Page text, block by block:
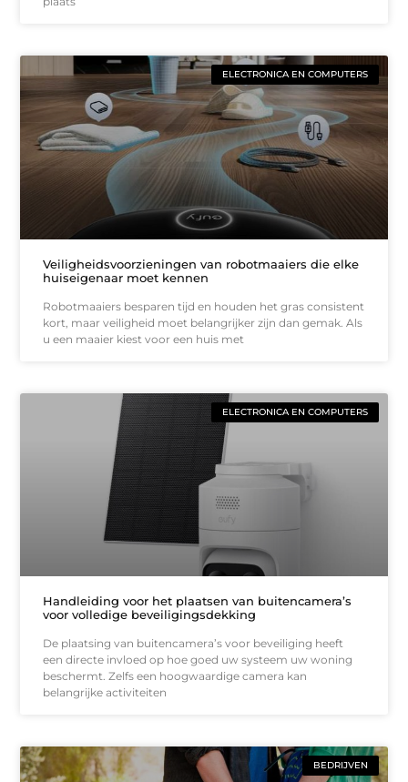
ELECTRONICA EN COMPUTERS
Veiligheidsvoorzieningen van robotmaaiers die elke
huiseigenaar moet kennen
Robotmaaiers besparen tijd en houden het gras consistent
kort, maar veiligheid moet belangrijker zijn dan gemak. Als
u een maaier kiest voor een huis met
ELECTRONICA EN COMPUTERS
Handleiding voor het plaatsen van buitencamera’s
voor volledige beveiligingsdekking
De plaatsing van buitencamera’s voor beveiliging heeft
een directe invloed op hoe goed uw systeem uw woning
beschermt. Zelfs een hoogwaardige camera kan
belangrijke activiteiten
BEDRIJVEN